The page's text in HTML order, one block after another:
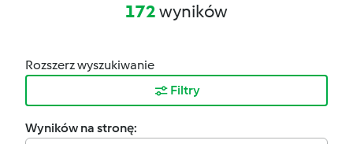
172wyników
Rozszerz wyszukiwanie
Filtry
Wyników na stronę: